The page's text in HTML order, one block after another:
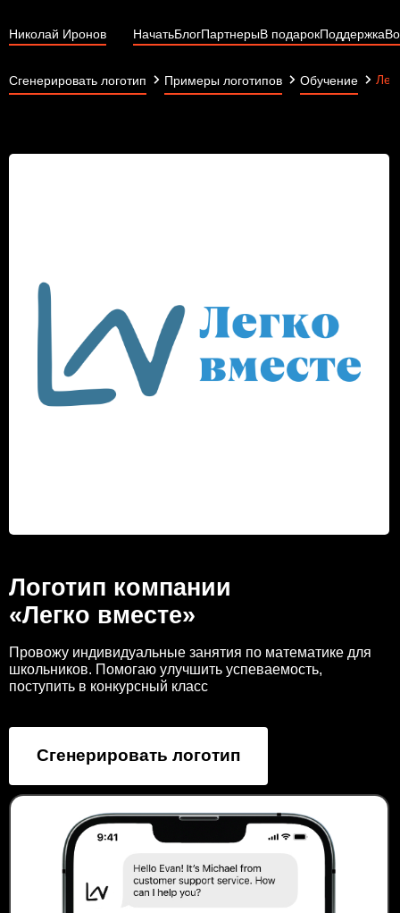
Николай Иронов НачатьБлогПартнерыВ подарокПоддержка
Сгенерировать логотип Примеры логотипов Обучение
Логотип компании
«Легко вместе»
Провожу индивидуальные занятия по математике для
школьников. Помогаю улучшить успеваемость,
поступить в конкурсный класс
Сгенерировать логотип